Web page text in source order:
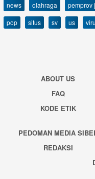
news
olahraga pemprov
pop
situs sv us
ABOUT US
FAQ
KODE ETIK
PEDOMAN MEDIA
REDAKSI